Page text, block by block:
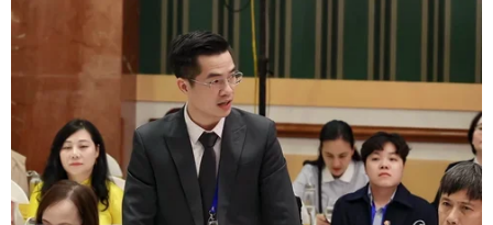
Ảnh minh họa. (Nguồn: Minh Chiến/Vietnam+)
Chỉ số VN-Index tăng 0,15 điểm trong khi HNX-
Index cũng có thêm 0,56 điểm trong phiên giao
dịch cuối cùng của năm 2016.
Trên sàn HoSE đầu giờ sáng, chỉ số VN-Index